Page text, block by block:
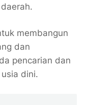
membangun
dan
pencarian dan
dini.